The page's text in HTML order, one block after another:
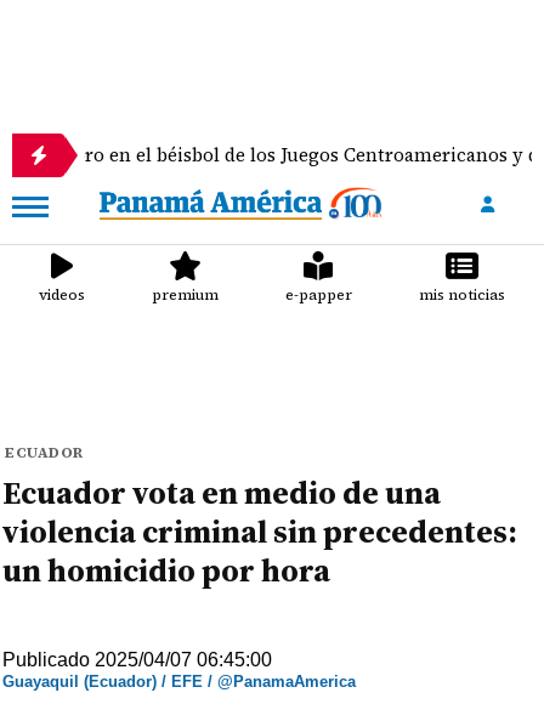
el béisbol de los Juegos Centroamericanos y del Caribe
videos premium e-papper mis noticias
ECUADOR
Ecuador vota en medio de una
violencia criminal sin precedentes:
un homicidio por hora
Publicado 2025/04/07 06:45:00
Guayaquil (Ecuador) / EFE / @PanamaAmerica